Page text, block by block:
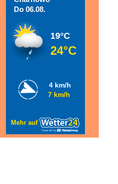
Do 06.08.
19°C
24°C
Mehr auf
4 km/h
7 km/h